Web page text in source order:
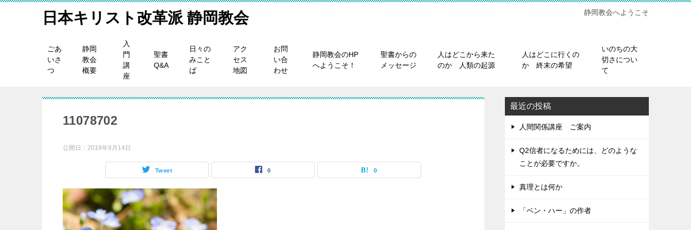
日本キリスト改革派 静岡教会 静岡教会へようこそ
ごあ
いさ
つ
静岡
教会
概要
入
門
講
座
聖書
Q&A
日々の
みこと
ば
アク
セス
地図
お問
い合
わせ
静岡教会のHP
へようこそ！
聖書からの
メッセージ
人はどこから来た
のか 人類の起源
人はどこに行くの
か 終末の希望
いのちの大
切さについ
て
11078702
公開日： 2019年9月14日
Tweet 0 0
最近の投稿
人間関係講座 ご案内
Q2信者になるためには、どのような
ことが必要ですか。
真理とは何か
「ベン・ハー」の作者